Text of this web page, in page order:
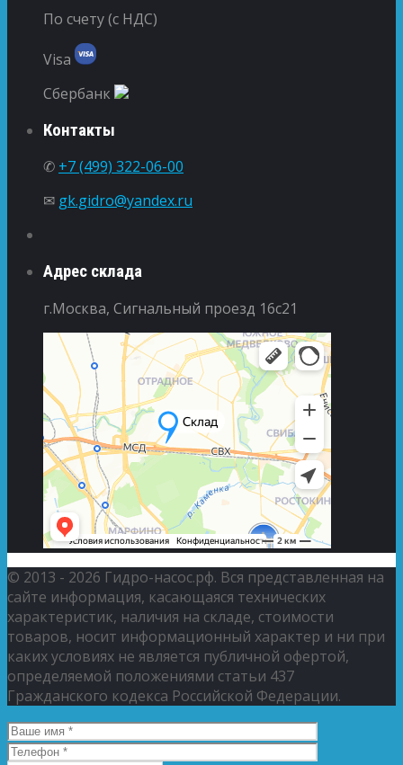
По счету (с НДС)
Visa
Сбербанк
Контакты
✆ +7 (499) 322-06-00
✉ gk.gidro@yandex.ru
Адрес склада
г.Москва, Сигнальный проезд 16с21
© 2013 - 2026 Гидро-насос.рф. Вся представленная на
сайте информация, касающаяся технических
характеристик, наличия на складе, стоимости
товаров, носит информационный характер и ни при
каких условиях не является публичной офертой,
определяемой положениями статьи 437
Гражданского кодекса Российской Федерации.